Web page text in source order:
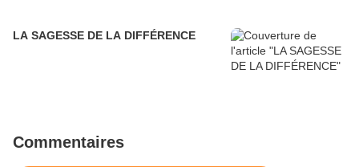
LA SAGESSE DE LA DIFFÉRENCE
Commentaires